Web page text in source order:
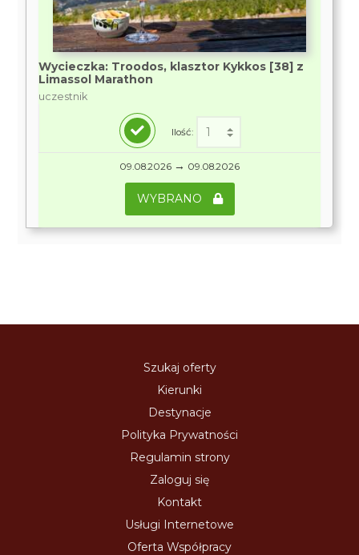
Wycieczka: Troodos, klasztor Kykkos [38] z
Limassol Marathon
uczestnik
Ilość:
09.08.2026 → 09.08.2026
WYBRANO
Szukaj oferty
Kierunki
Destynacje
Polityka Prywatności
Regulamin strony
Zaloguj się
Kontakt
Usługi Internetowe
Oferta Współpracy